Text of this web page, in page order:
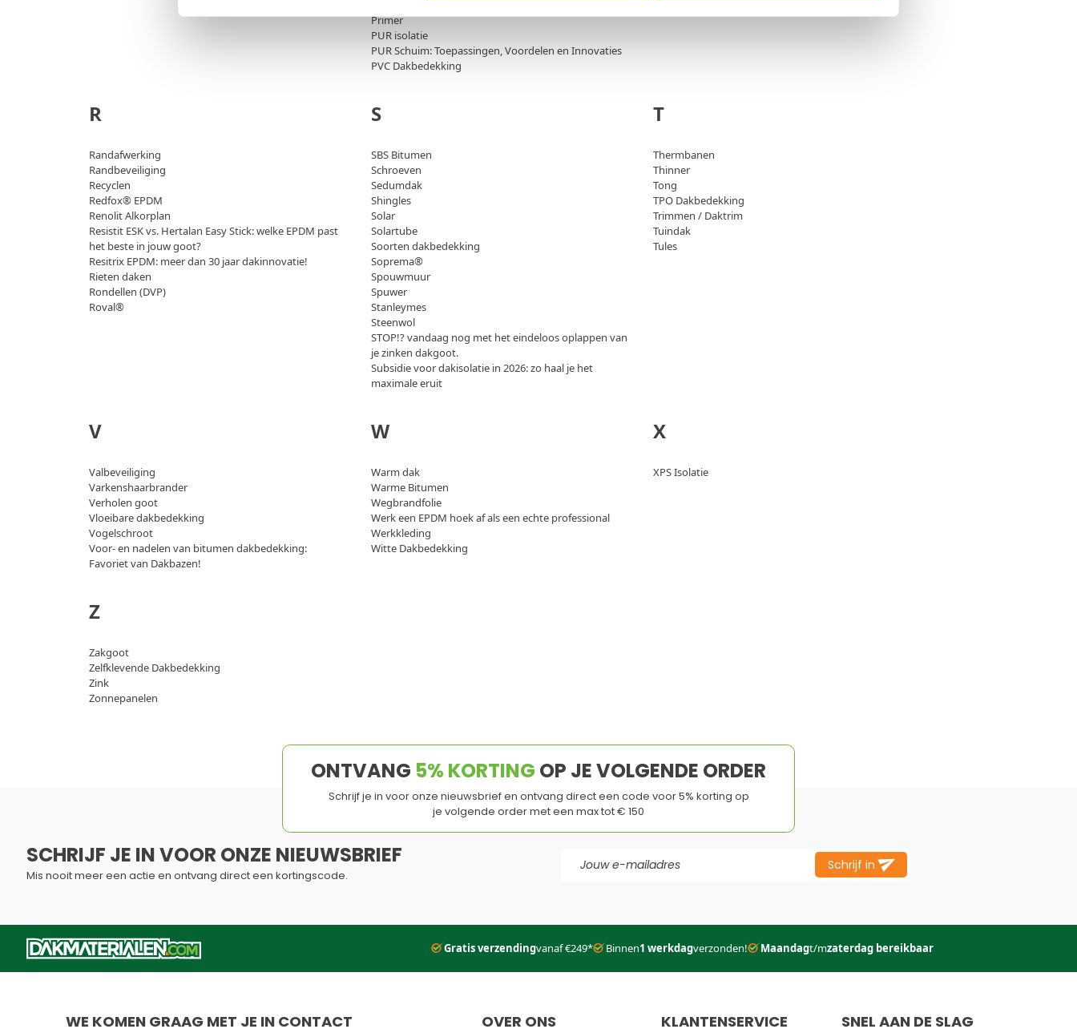
Primer
PUR isolatie
PUR Schuim: Toepassingen, Voordelen en Innovaties
PVC Dakbedekking
R
Randafwerking
Randbeveiliging
Recyclen
Redfox® EPDM
Renolit Alkorplan
Resistit ESK vs. Hertalan Easy Stick: welke EPDM past
het beste in jouw goot?
Resitrix EPDM: meer dan 30 jaar dakinnovatie!
Rieten daken
Rondellen (DVP)
Roval®
S
SBS Bitumen
Schroeven
Sedumdak
Shingles
Solar
Solartube
Soorten dakbedekking
Soprema®
Spouwmuur
Spuwer
Stanleymes
Steenwol
STOP!? vandaag nog met het eindeloos oplappen van
je zinken dakgoot.
Subsidie voor dakisolatie in 2026: zo haal je het
maximale eruit
T
Thermbanen
Thinner
Tong
TPO Dakbedekking
Trimmen / Daktrim
Tuindak
Tules
V
Valbeveiliging
Varkenshaarbrander
Verholen goot
Vloeibare dakbedekking
Vogelschroot
Voor- en nadelen van bitumen dakbedekking:
Favoriet van Dakbazen!
W
Warm dak
Warme Bitumen
Wegbrandfolie
Werk een EPDM hoek af als een echte professional
Werkkleding
Witte Dakbedekking
X
XPS Isolatie
Z
Zakgoot
Zelfklevende Dakbedekking
Zink
Zonnepanelen
ONTVANG 5% KORTING OP JE VOLGENDE ORDER
Schrijf je in voor onze nieuwsbrief en ontvang direct een code voor 5% korting op
je volgende order met een max tot € 150
SCHRIJF JE IN VOOR ONZE NIEUWSBRIEF
Mis nooit meer een actie en ontvang direct een kortingscode.
Schrijf in
Gratis verzendingvanaf €249* Binnen1 werkdagverzonden! Maandagt/mzaterdag bereikbaar
WE KOMEN GRAAG MET JE IN CONTACT OVER ONS KLANTENSERVICE SNEL AAN DE SLAG